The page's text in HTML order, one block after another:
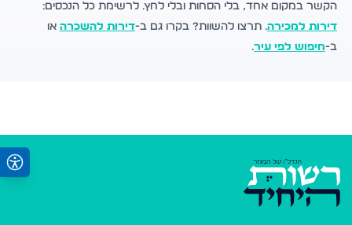
הקשר במקום אחד, בלי הסחות ובלי לחץ. לרשימת כל הנכסים:
דירות למכירה. תרצו להשוות? בקרו גם ב-דירות להשכרה או
ב-חיפוש לפי עיר.